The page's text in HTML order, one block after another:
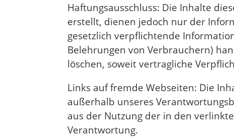
Haftungsausschluss: Die Inhalte
erstellt, dienen jedoch nur der
gesetzlich verpflichtende
Belehrungen von Verbrauchern)
löschen, soweit vertragliche
Links auf fremde Webseiten: Die
außerhalb unseres
aus der Nutzung der in den
Verantwortung.